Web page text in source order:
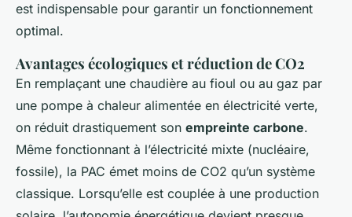
est indispensable pour garantir un fonctionnement
optimal.
Avantages écologiques et réduction de CO2
En remplaçant une chaudière au fioul ou au gaz par
une pompe à chaleur alimentée en électricité verte,
on réduit drastiquement son empreinte carbone.
Même fonctionnant à l’électricité mixte (nucléaire,
fossile), la PAC émet moins de CO2 qu’un système
classique. Lorsqu’elle est couplée à une production